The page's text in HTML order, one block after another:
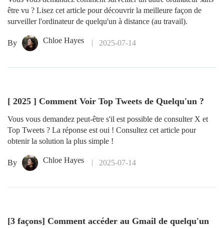
être vu ? Lisez cet article pour découvrir la meilleure façon de
surveiller l'ordinateur de quelqu'un à distance (au travail).
By Chloe Hayes 2025-07-14
[ 2025 ] Comment Voir Top Tweets de Quelqu'un ?
Vous vous demandez peut-être s'il est possible de consulter X et
Top Tweets ? La réponse est oui ! Consultez cet article pour
obtenir la solution la plus simple !
By Chloe Hayes 2025-07-14
[3 façons] Comment accéder au Gmail de quelqu'un